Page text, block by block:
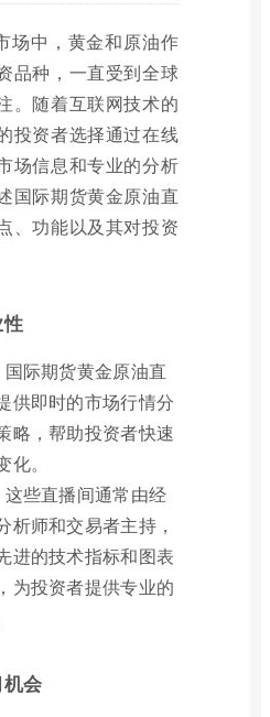
场中，黄金和原油作
品种，一直受到全球
。随着互联网技术的
投资者选择通过在线
场信息和专业的分析
国际期货黄金原油直
、功能以及其对投资
际期货黄金原油直
供即时的市场行情分
略，帮助投资者快速
。
些直播间通常由经
析师和交易者主持，
进的技术指标和图表
为投资者提供专业的
会